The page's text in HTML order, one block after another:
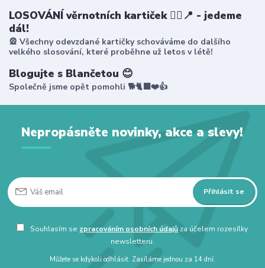
LOSOVÁNÍ věrnotních kartiček 🤸‍♀️📍 - jedeme
dál!
🎡 Všechny odevzdané kartičky schováváme do dalšího
velkého slosování, které proběhne už letos v létě!
Blogujte s Blančetou 😊
Společně jsme opět pomohli 🐕🐈‍⬛❤️👍
Nepropásněte novinky, akce a slevy!
Přihlásit se
Souhlasím se zpracováním osobních údajů za účelem rozesílky
newsletteru.
Můžete se kdykoli odhlásit. Zasíláme jednou za 14 dní.